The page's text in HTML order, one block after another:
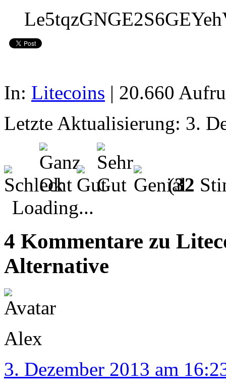
In: Litecoins | 20.660
Letzte Aktualisierung: 3.
(32
Loading...
4 Kommentare zu
Alternative
Alex
3. Dezember 2013 am